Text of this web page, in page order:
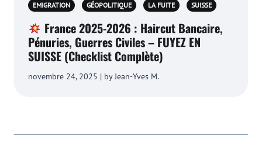
EMIGRATION GÉOPOLITIQUE LA FUITE SUISSE
France 2025-2026 : Haircut Bancaire,
Pénuries, Guerres Civiles – FUYEZ EN
SUISSE (Checklist Complète)
novembre 24, 2025 | by Jean-Yves M.